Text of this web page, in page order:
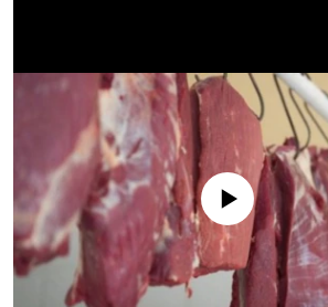
No media source currently